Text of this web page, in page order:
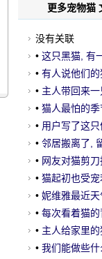
更多宠物猫
没有关联
• 这只黑猫, 有
感觉..。
• 有人说他们
来。
• 主人带回来
看这一幕
• 猫人最怕的
点.....。
• 用户写了这
猫..。
• 邻居搬离了,
• 网友对猫剪
听后看着我与
• 猫起初也受
它洗澡后.....。
• 妮维雅最近
当地的工匠.....
• 每次看着猫
感觉 ~
• 主人给家里
哈.....。
• 我们能做些